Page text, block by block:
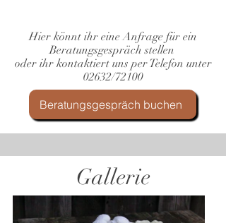
Hier könnt ihr eine Anfrage für ein
Beratungsgespräch stellen
oder ihr kontaktiert uns per Telefon unter
02632/72100
Beratungsgespräch buchen
Gallerie